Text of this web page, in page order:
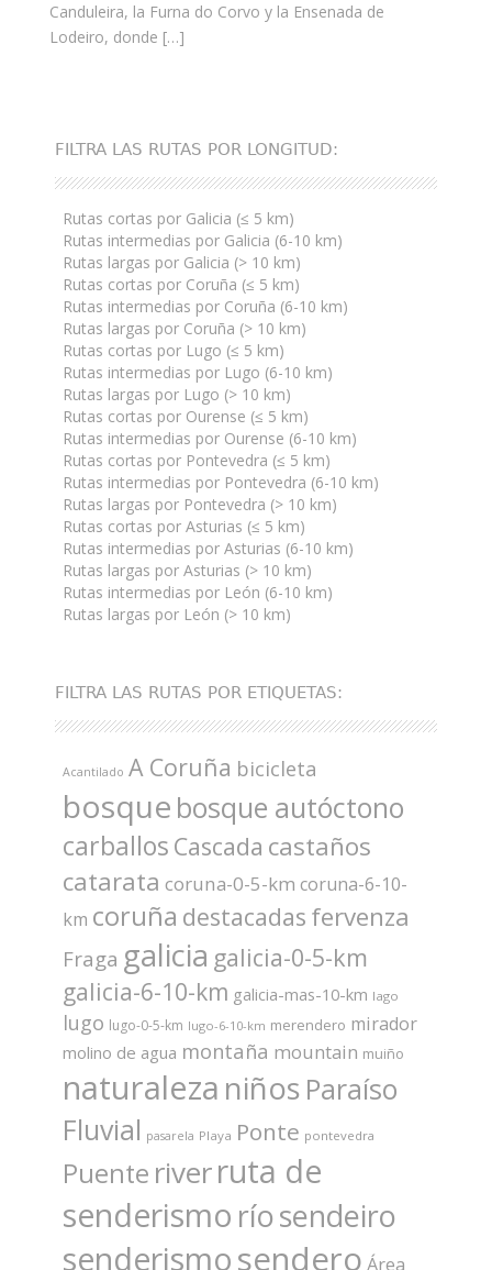
Canduleira, la Furna do Corvo y la Ensenada de
Lodeiro, donde […]
FILTRA LAS RUTAS POR LONGITUD:
Rutas cortas por Galicia (≤ 5 km)
Rutas intermedias por Galicia (6-10 km)
Rutas largas por Galicia (> 10 km)
Rutas cortas por Coruña (≤ 5 km)
Rutas intermedias por Coruña (6-10 km)
Rutas largas por Coruña (> 10 km)
Rutas cortas por Lugo (≤ 5 km)
Rutas intermedias por Lugo (6-10 km)
Rutas largas por Lugo (> 10 km)
Rutas cortas por Ourense (≤ 5 km)
Rutas intermedias por Ourense (6-10 km)
Rutas cortas por Pontevedra (≤ 5 km)
Rutas intermedias por Pontevedra (6-10 km)
Rutas largas por Pontevedra (> 10 km)
Rutas cortas por Asturias (≤ 5 km)
Rutas intermedias por Asturias (6-10 km)
Rutas largas por Asturias (> 10 km)
Rutas intermedias por León (6-10 km)
Rutas largas por León (> 10 km)
FILTRA LAS RUTAS POR ETIQUETAS:
Acantilado A Coruña bicicleta
bosque bosque autóctono
carballos Cascada castaños
catarata coruna-0-5-km coruna-6-10-
km coruña destacadas fervenza
Fraga galicia galicia-0-5-km
galicia-6-10-km galicia-mas-10-km lago
lugo lugo-0-5-km lugo-6-10-km merendero mirador
molino de agua montaña mountain muiño
naturaleza niños Paraíso
Fluvial pasarela Playa Ponte pontevedra
Puente riverruta de
senderismo ríosendeiro
senderismosendero Área